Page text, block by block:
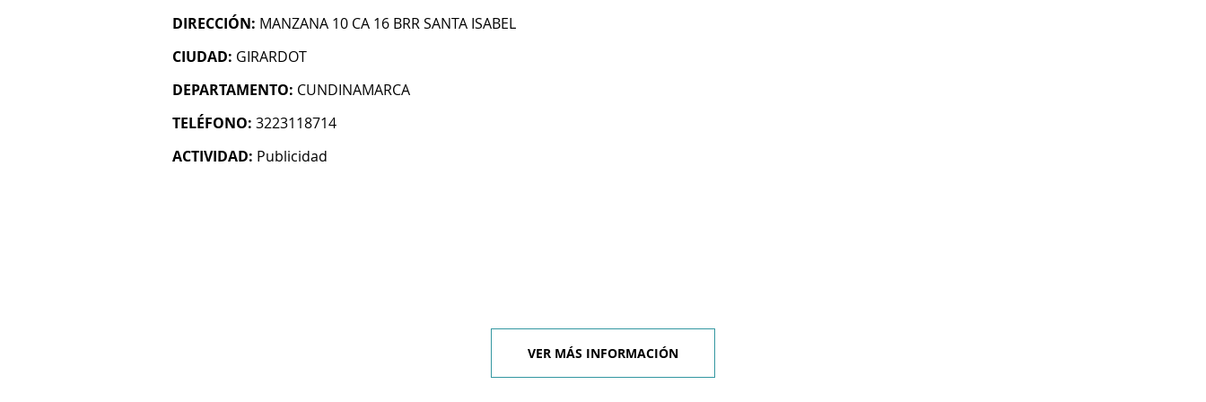
DIRECCIÓN: MANZANA 10 CA 16 BRR SANTA ISABEL
CIUDAD: GIRARDOT
DEPARTAMENTO: CUNDINAMARCA
TELÉFONO: 3223118714
ACTIVIDAD: Publicidad
VER MÁS INFORMACIÓN